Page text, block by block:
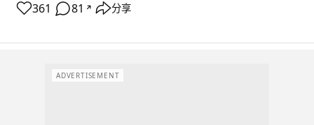
361 81 ↗ 分享
ADVERTISEMENT